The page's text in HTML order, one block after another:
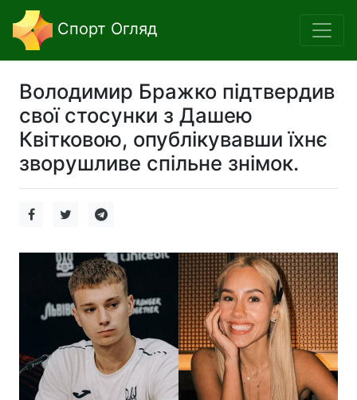
Спорт Огляд
Володимир Бражко підтвердив
свої стосунки з Дашею
Квітковою, опублікувавши їхнє
зворушливе спільне знімок.